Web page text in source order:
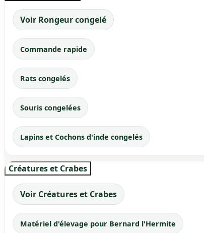
Voir Rongeur congelé
Commande rapide
Rats congelés
Souris congelées
Lapins et Cochons d'inde congelés
Créatures et Crabes
Voir Créatures et Crabes
Matériel d'élevage pour Bernard l'Hermite